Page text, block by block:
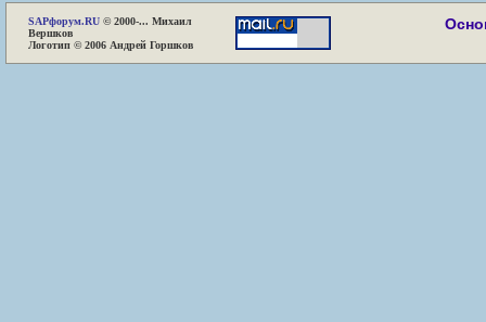
SAPфорум.RU © 2000-... Михаил
Вершков
Логотип © 2006 Андрей Горшков